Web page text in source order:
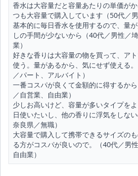
香水は大容量だと容量あたりの単価が
つも大容量で購入しています（50代／
基本的に毎日香水を使用するので、量
しの手間が少ないから（40代／男性／
業）
好きな香りは大容量の物を買って、ア
使う。量があるから、気にせず使える
／パート、アルバイト）
一番コスパが良くて金額的に得するか
／自営業、自由業）
少しお高いけど、容量が多いタイプを
日使いたいし、他の香りに浮気をしな
奈良県／無職）
大容量で購入して携帯できるサイズの
る方がコスパが良いので。（40代／男
自由業）